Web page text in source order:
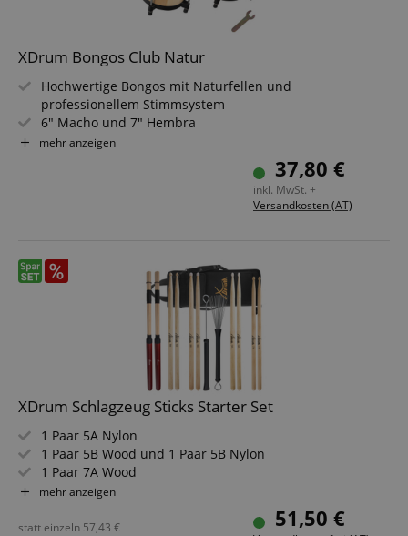
XDrum Bongos Club Natur
Hochwertige Bongos mit Naturfellen und
professionellem Stimmsystem
6" Macho und 7" Hembra
Schwarz satinierte Hardware
mehr anzeigen
37,80 €
inkl. MwSt. +
Versandkosten (AT)
XDrum Schlagzeug Sticks Starter Set
1 Paar 5A Nylon
1 Paar 5B Wood und 1 Paar 5B Nylon
1 Paar 7A Wood
1 Paar Jazzbesen und 1 Paar Rods Ahorn
mehr anzeigen
51,50 €
statt einzeln 57,43 €